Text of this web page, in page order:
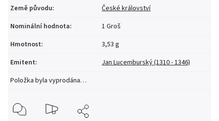
Země původu:
České království
Nominální hodnota:
1 Groš
Hmotnost:
3,53 g
Emitent:
Jan Lucemburský (1310 - 1346)
Položka byla vyprodána…